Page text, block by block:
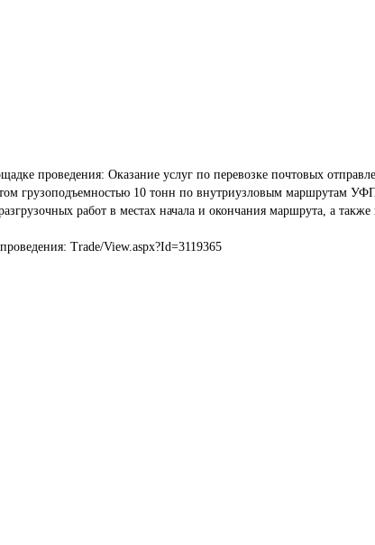
проведения: Оказание услуг по перевозке почтовых
грузоподъемностью 10 тонн по внутриузловым маршрутам
работ в местах начала и окончания маршрута, а
Trade/View.aspx?Id=3119365